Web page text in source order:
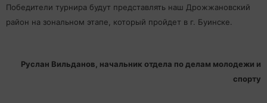
Победители турнира будут представлять наш Дрожжановский
район на зональном этапе, который пройдет в г. Буинске.
Руслан Вильданов, начальник отдела по делам молодежи и
спорту